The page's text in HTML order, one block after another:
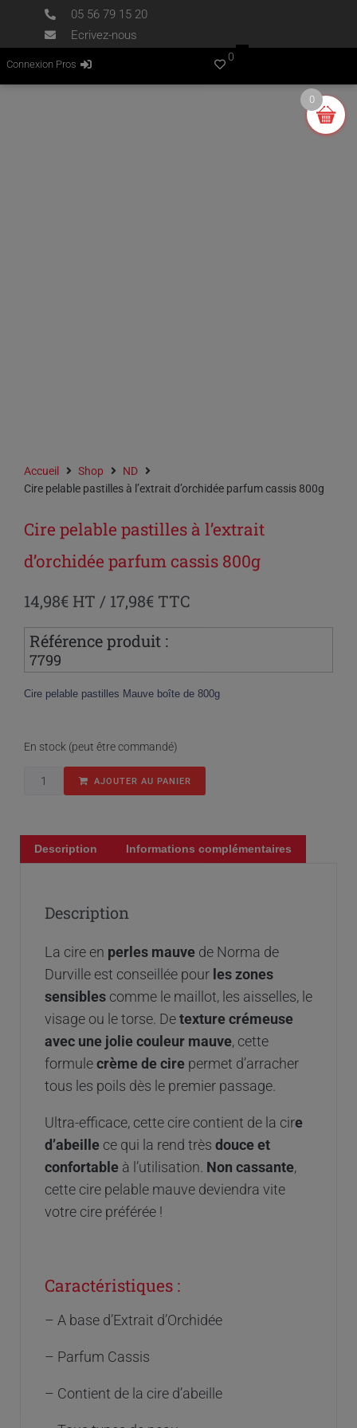
Connexion Pros
05 56 79 15 20
Ecrivez-nous
0
Accueil Shop
ND
Cire pelable pastilles à l’extrait d’orchidée parfum cassis 800g
Cire pelable pastilles à l’extrait
d’orchidée parfum cassis 800g
14,98€ HT / 17,98€ TTC
Référence produit :
7799
Cire pelable pastilles Mauve boîte de 800g
En stock (peut être commandé)
AJOUTER AU PANIER
Description Informations complémentaires
Description
La cire en perles mauve de Norma de
Durville est conseillée pour les zones
sensibles comme le maillot, les aisselles, le
visage ou le torse. Detexture crémeuse
avec une jolie couleur mauve, cette
formulecrème de cire permet d’arracher
tous les poils dès le premier passage.
Ultra-efficace, cette cire contient de la cire
d’abeille ce qui la rend très douce et
confortable à l’utilisation. Non cassante,
cette cire pelable mauve deviendra vite
votre cire préférée !
Caractéristiques :
– A base d’Extrait d’Orchidée
– Parfum Cassis
– Contient de la cire d’abeille
0